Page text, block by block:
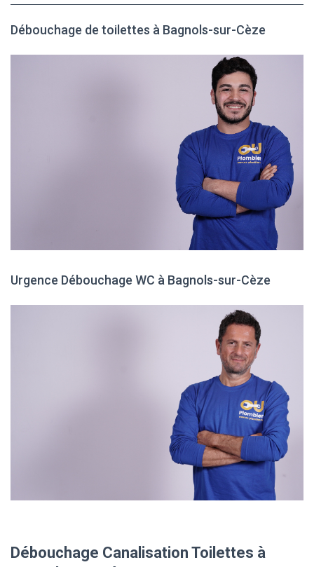
Débouchage de toilettes à Bagnols-sur-Cèze
Urgence Débouchage WC à Bagnols-sur-Cèze
Débouchage Canalisation Toilettes à